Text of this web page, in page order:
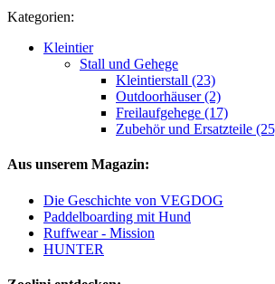
Kategorien:
Kleintier
Stall und Gehege
Kleintierstall (23)
Outdoorhäuser (2)
Freilaufgehege (17)
Zubehör und Ersatzteile
Aus unserem Magazin:
Die Geschichte von VEGDOG
Paddelboarding mit Hund
Ruffwear - Mission
HUNTER